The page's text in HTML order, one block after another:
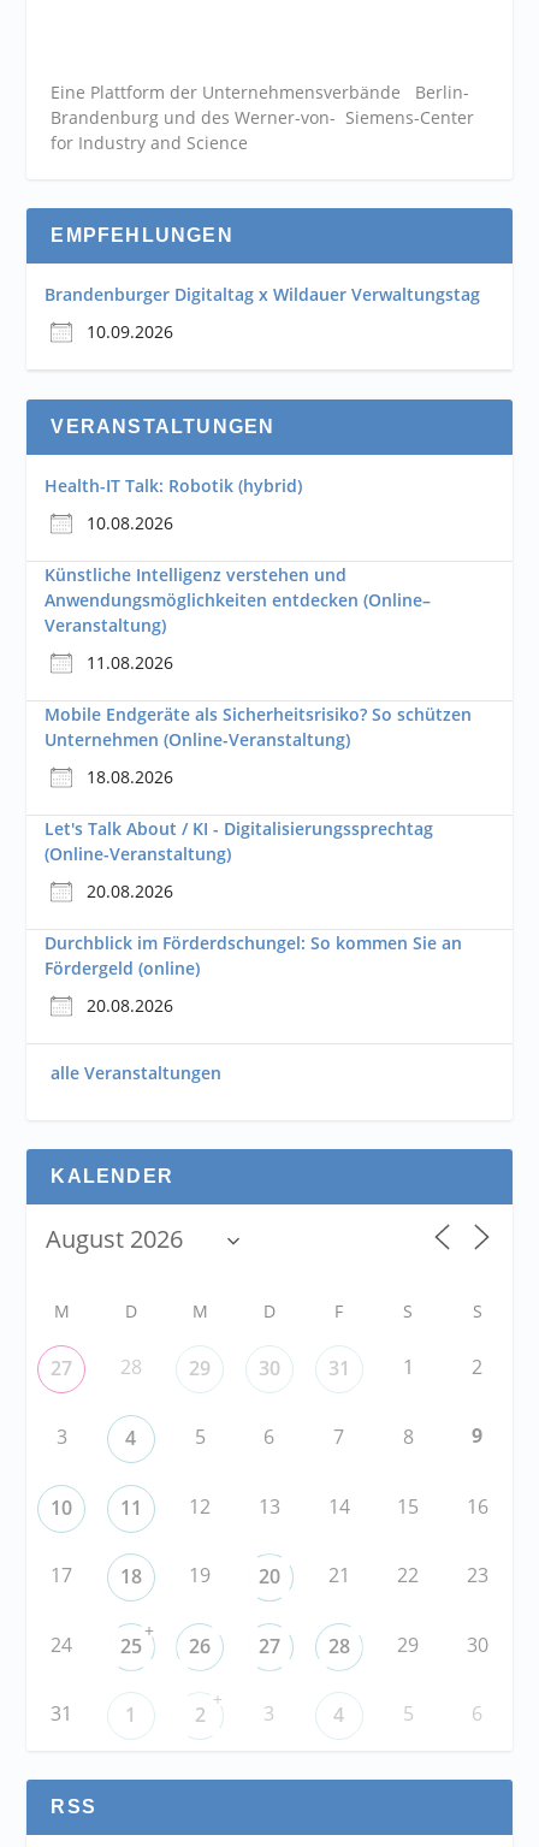
Eine Plattform der Unternehmensverbände Berlin-
Brandenburg und des Werner-von- Siemens-Center
for Industry and Science
EMPFEHLUNGEN
Brandenburger Digitaltag x Wildauer Verwaltungstag
10.09.2026
VERANSTALTUNGEN
Health-IT Talk: Robotik (hybrid)
10.08.2026
Künstliche Intelligenz verstehen und
Anwendungsmöglichkeiten entdecken (Online–
Veranstaltung)
11.08.2026
Mobile Endgeräte als Sicherheitsrisiko? So schützen
Unternehmen (Online-Veranstaltung)
18.08.2026
Let's Talk About / KI - Digitalisierungssprechtag
(Online-Veranstaltung)
20.08.2026
Durchblick im Förderdschungel: So kommen Sie an
Fördergeld (online)
20.08.2026
alle Veranstaltungen
KALENDER
M D M D F S S
27 28 29 30 31 1 2
3 4 5 6 7 8 9
10 11 12 13 14 15 16
17 18 19 20 21 22 23
24 25
+
26 27 28 29 30
31 1 2
+
3 4 5 6
RSS